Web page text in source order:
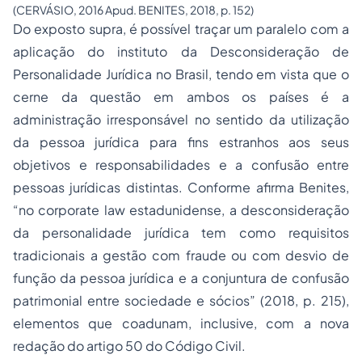
(CERVÁSIO, 2016 Apud. BENITES, 2018, p. 152)
Do exposto supra, é possível traçar um paralelo com a
aplicação do instituto da Desconsideração de
Personalidade Jurídica no Brasil, tendo em vista que o
cerne da questão em ambos os países é a
administração irresponsável no sentido da utilização
da pessoa jurídica para fins estranhos aos seus
objetivos e responsabilidades e a confusão entre
pessoas jurídicas distintas. Conforme afirma Benites,
“no corporate law estadunidense, a desconsideração
da personalidade jurídica tem como requisitos
tradicionais a gestão com fraude ou com desvio de
função da pessoa jurídica e a conjuntura de confusão
patrimonial entre sociedade e sócios” (2018, p. 215),
elementos que coadunam, inclusive, com a nova
redação do artigo 50 do Código Civil.